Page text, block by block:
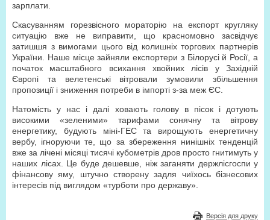
зарплати.
Скасуванням горезвісного мораторію на експорт кругляку
ситуацію вже не виправити, що красномовно засвідчує
затишшя з вимогами цього від колишніх торгових партнерів
України. Наше місце зайняли експортери з Білорусі й Росії, а
початок масштабного всихання хвойних лісів у Західній
Європі та велетенські вітровали зумовили збільшення
пропозиції і зниження потреби в імпорті з-за меж ЄС.
Натомість у нас і далі ховають голову в пісок і дотують
високими «зеленими» тарифами сонячну та вітрову
енергетику, будують міні-ГЕС та вирощують енергетичну
вербу, ігноруючи те, що за збереження нинішніх тенденцій
вже за лічені місяці тисячі кубометрів дров просто гнитимуть у
наших лісах. Це буде дешевше, ніж заганяти держлісгоспи у
фінансову яму, штучно створену задля чиїхось бізнесових
інтересів під виглядом «турботи про державу».
Версія для друку